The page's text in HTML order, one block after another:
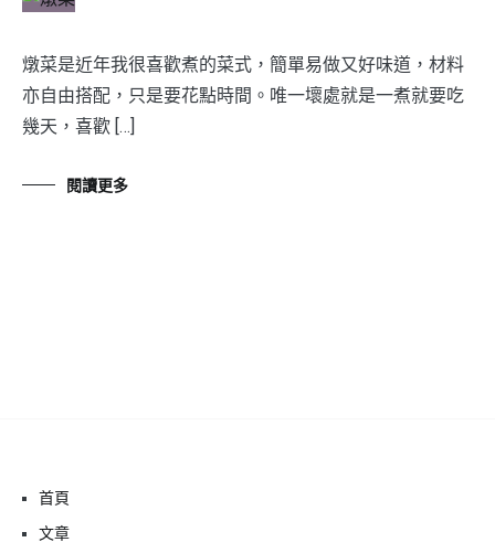
燉菜是近年我很喜歡煮的菜式，簡單易做又好味道，材料
亦自由搭配，只是要花點時間。唯一壞處就是一煮就要吃
幾天，喜歡 […]
閱讀更多
首頁
文章